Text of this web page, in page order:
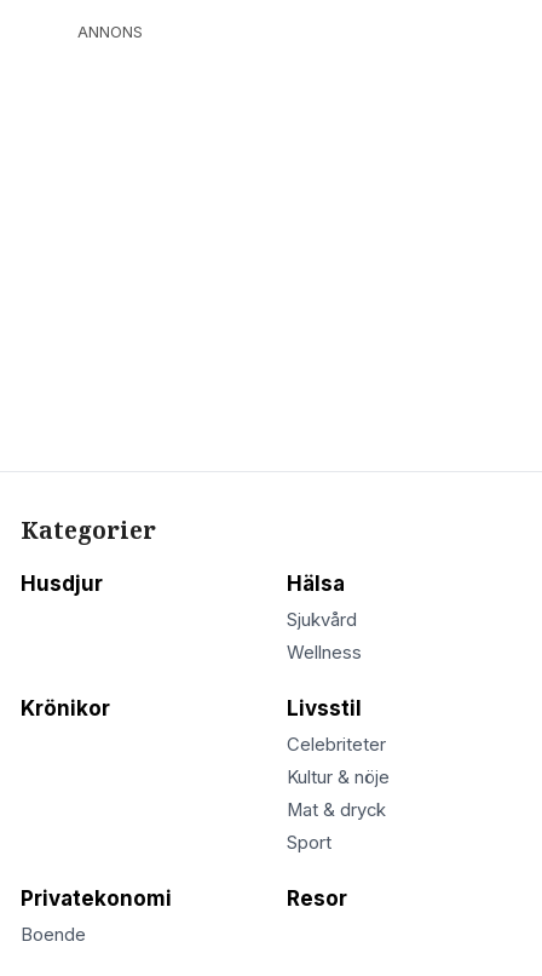
ANNONS
Kategorier
Husdjur Hälsa
Sjukvård
Wellness
Krönikor Livsstil
Celebriteter
Kultur & nöje
Mat & dryck
Sport
Privatekonomi
Boende
Resor